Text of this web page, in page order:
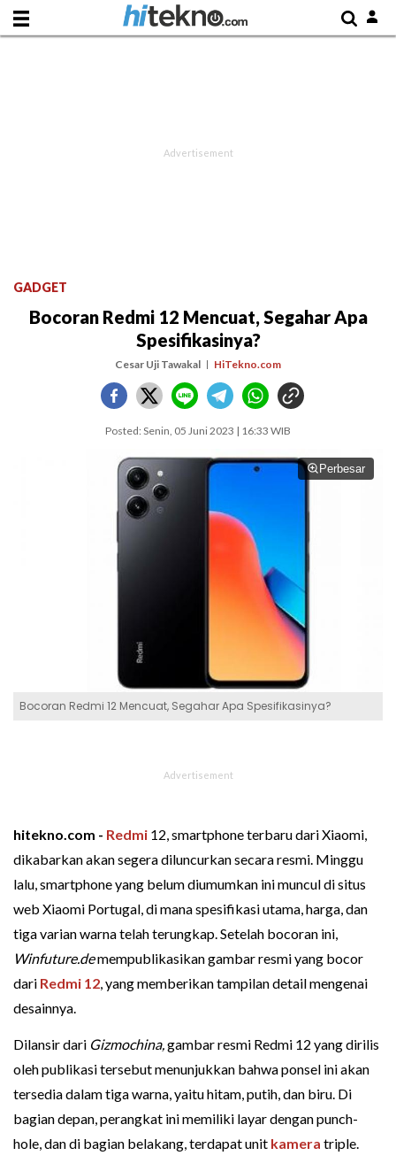
GADGET
Bocoran Redmi 12 Mencuat, Segahar Apa
Spesifikasinya?
Cesar Uji Tawakal HiTekno.com
Posted: Senin, 05 Juni 2023 | 16:33 WIB
Perbesar
Bocoran Redmi 12 Mencuat, Segahar Apa Spesifikasinya?
hitekno.com - Redmi 12, smartphone terbaru dari Xiaomi,
dikabarkan akan segera diluncurkan secara resmi. Minggu
lalu, smartphone yang belum diumumkan ini muncul di situs
web Xiaomi Portugal, di mana spesifikasi utama, harga, dan
tiga varian warna telah terungkap. Setelah bocoran ini,
Winfuture.demempublikasikan gambar resmi yang bocor
dari Redmi 12, yang memberikan tampilan detail mengenai
desainnya.
Dilansir dari Gizmochina,gambar resmi Redmi 12 yang dirilis
oleh publikasi tersebut menunjukkan bahwa ponsel ini akan
tersedia dalam tiga warna, yaitu hitam, putih, dan biru. Di
bagian depan, perangkat ini memiliki layar dengan punch-
hole, dan di bagian belakang, terdapat unit kamera triple.